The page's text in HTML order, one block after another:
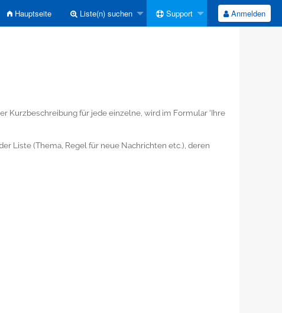
Hauptseite Liste(n) suchen Support Anmelden
Kurzbeschreibung für jede einzelne, wird im Formular 'Ihre
Liste (Thema, Regel für neue Nachrichten etc.), deren